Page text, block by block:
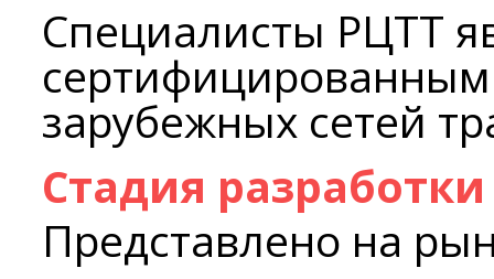
Специалисты РЦТТ
зарубежных сетей
Стадия разработки
Представлено на